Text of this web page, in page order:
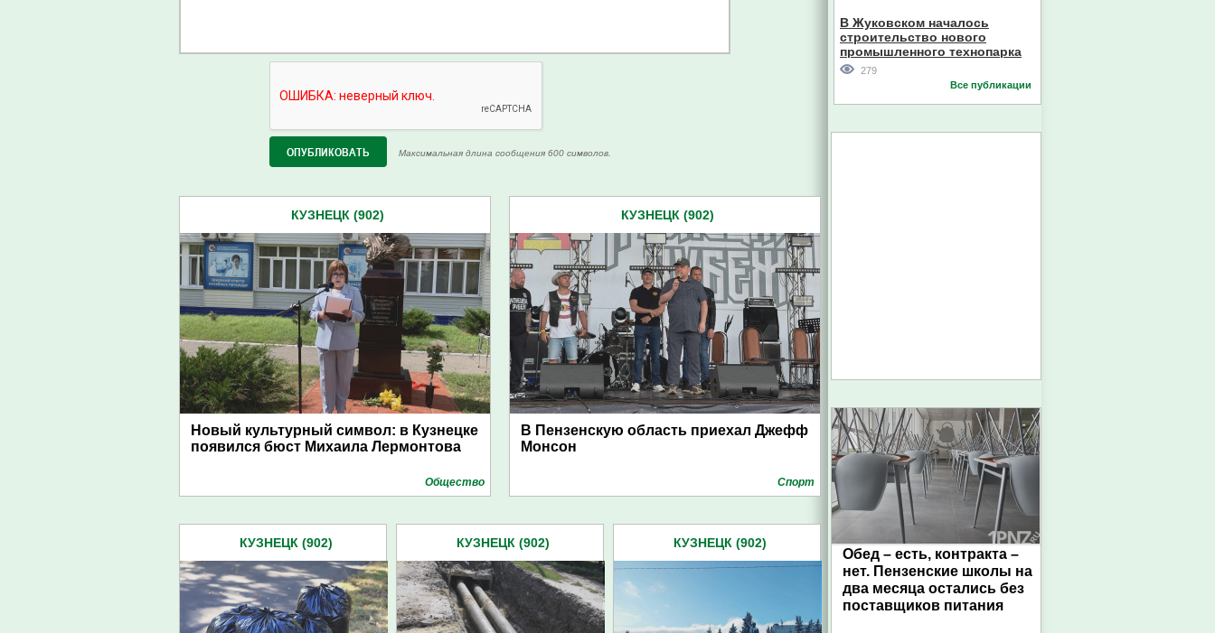
Максимальная длина сообщения 600 символов.
КУЗНЕЦК (902)
Новый культурный символ: в Кузнецке
появился бюст Михаила Лермонтова
Общество
КУЗНЕЦК (902)
В Пензенскую область приехал Джефф
Монсон
Спорт
КУЗНЕЦК (902) КУЗНЕЦК (902) КУЗНЕЦК (902)
В Жуковском началось
строительство нового
промышленного технопарка
279
Все публикации
Обед – есть, контракта –
нет. Пензенские школы на
два месяца остались без
поставщиков питания